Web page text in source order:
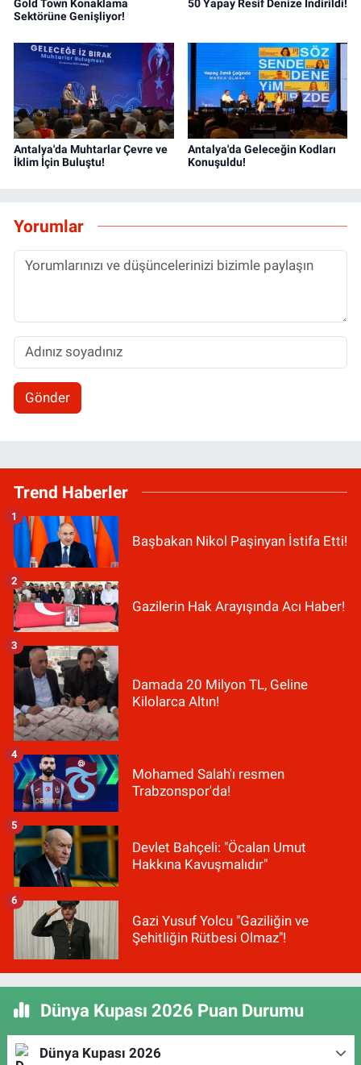
Gold Town Konaklama
Sektörüne Genişliyor!
50 Yapay Resif Denize İndirildi!
Antalya'da Muhtarlar Çevre ve
İklim İçin Buluştu!
Antalya'da Geleceğin Kodları
Konuşuldu!
Yorumlar
Gönder
Trend Haberler
Başbakan Nikol Paşinyan İstifa Etti!
1
Gazilerin Hak Arayışında Acı Haber!
2
Damada 20 Milyon TL, Geline
Kilolarca Altın!
3
Mohamed Salah'ı resmen
Trabzonspor'da!
4
Devlet Bahçeli: "Öcalan Umut
Hakkına Kavuşmalıdır"
5
Gazi Yusuf Yolcu "Gaziliğin ve
Şehitliğin Rütbesi Olmaz"!
6
Dünya Kupası 2026 Puan Durumu
Dünya Kupası 2026